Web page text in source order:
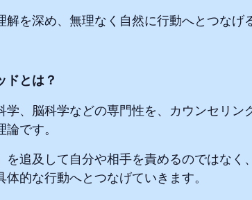
解を深め、無理なく自然に行動へとつなげ
ドとは？
学、脳科学などの専門性を、カウンセリ
です。
を追及して自分や相手を責めるのではなく
的な行動へとつなげていきます。